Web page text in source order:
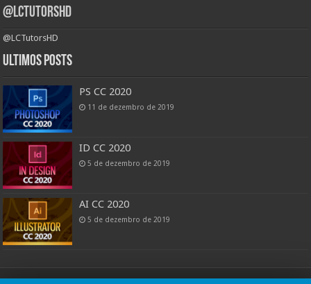
@LCTutorsHD
@LCTutorsHD
Ultimos posts
PS CC 2020
11 de dezembro de 2019
ID CC 2020
5 de dezembro de 2019
AI CC 2020
5 de dezembro de 2019